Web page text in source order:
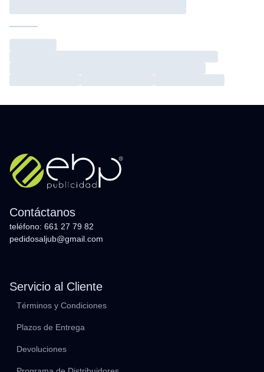
Contáctanos
teléfono: 661 27 79 82
pedidosaljub@gmail.com
Servicio al Cliente
Términos y Condiciones
Plazos de Entrega
Devoluciones